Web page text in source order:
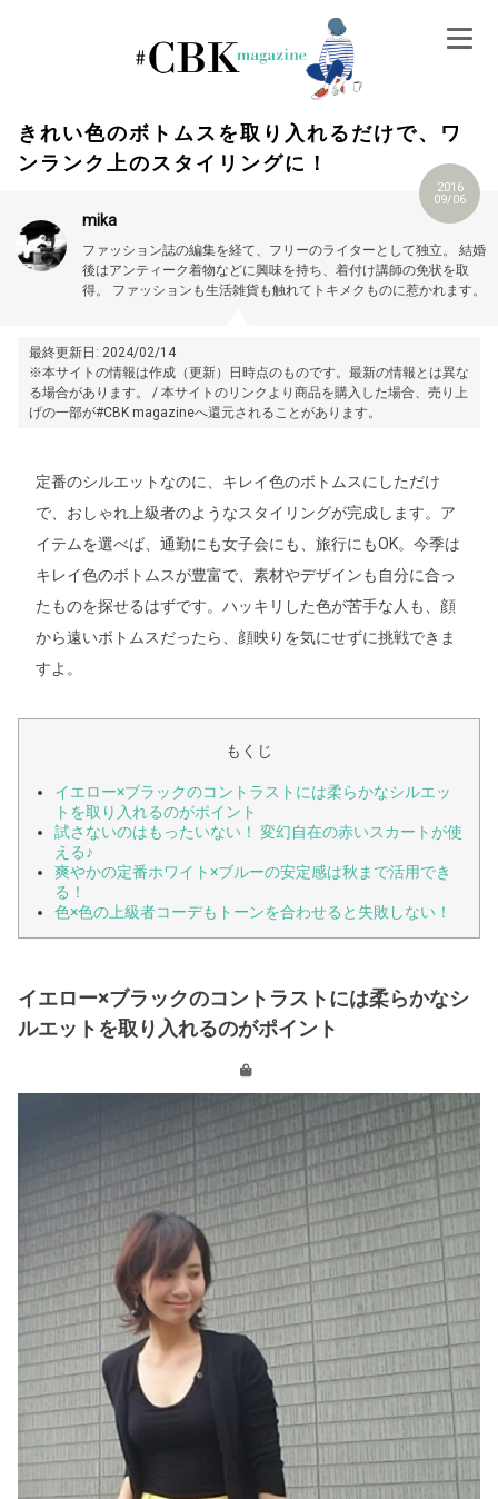
きれい色のボトムスを取り入れるだけで、ワ
ンランク上のスタイリングに！
2016
09/06
mika
ファッション誌の編集を経て、フリーのライターとして独立。
結婚
後はアンティーク着物などに興味を持ち、着付け講師の免状を取
得。
ファッションも生活雑貨も触れてトキメクものに惹かれます。
最終更新日: 2024/02/14
※本サイトの情報は作成（更新）日時点のものです。最新の情報とは異な
る場合があります。 / 本サイトのリンクより商品を購入した場合、売り上
げの一部が#CBK magazineへ還元されることがあります。
定番のシルエットなのに、キレイ色のボトムスにしただけ
で、おしゃれ上級者のようなスタイリングが完成します。ア
イテムを選べば、通勤にも女子会にも、旅行にもOK。今季は
キレイ色のボトムスが豊富で、素材やデザインも自分に合っ
たものを探せるはずです。ハッキリした色が苦手な人も、顔
から遠いボトムスだったら、顔映りを気にせずに挑戦できま
すよ。
もくじ
イエロー×ブラックのコントラストには柔らかなシルエッ
トを取り入れるのがポイント
試さないのはもったいない！ 変幻自在の赤いスカートが使
える♪
爽やかの定番ホワイト×ブルーの安定感は秋まで活用でき
る！
色×色の上級者コーデもトーンを合わせると失敗しない！
イエロー×ブラックのコントラストには柔らかなシ
ルエットを取り入れるのがポイント